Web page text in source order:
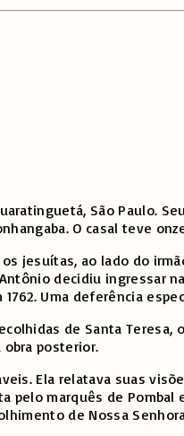
São Paulo.
O casal teve
jesuítas, ao lado do
decidiu ingressar
Uma deferência
de Santa
posterior.
Ela relatava suas
marquês de
de Nossa